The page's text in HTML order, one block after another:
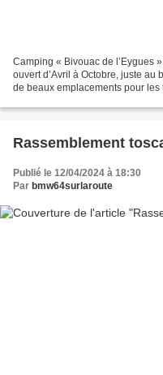
Camping « Bivouac de l’Eygues
ouvert d’Avril à Octobre, juste
de beaux emplacements pour
Rassemblement
Publié le 12/04/2024 à 18:30
Par bmw64surlaroute